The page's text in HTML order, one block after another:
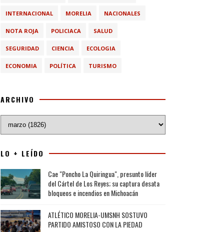
INTERNACIONAL MORELIA NACIONALES
NOTA ROJA POLICIACA SALUD
SEGURIDAD CIENCIA ECOLOGIA
ECONOMIA POLÍTICA TURISMO
ARCHIVO
LO + LEÍDO
Cae "Poncho La Quiringua", presunto líder
del Cártel de Los Reyes; su captura desata
bloqueos e incendios en Michoacán
ATLÉTICO MORELIA-UMSNH SOSTUVO
PARTIDO AMISTOSO CON LA PIEDAD